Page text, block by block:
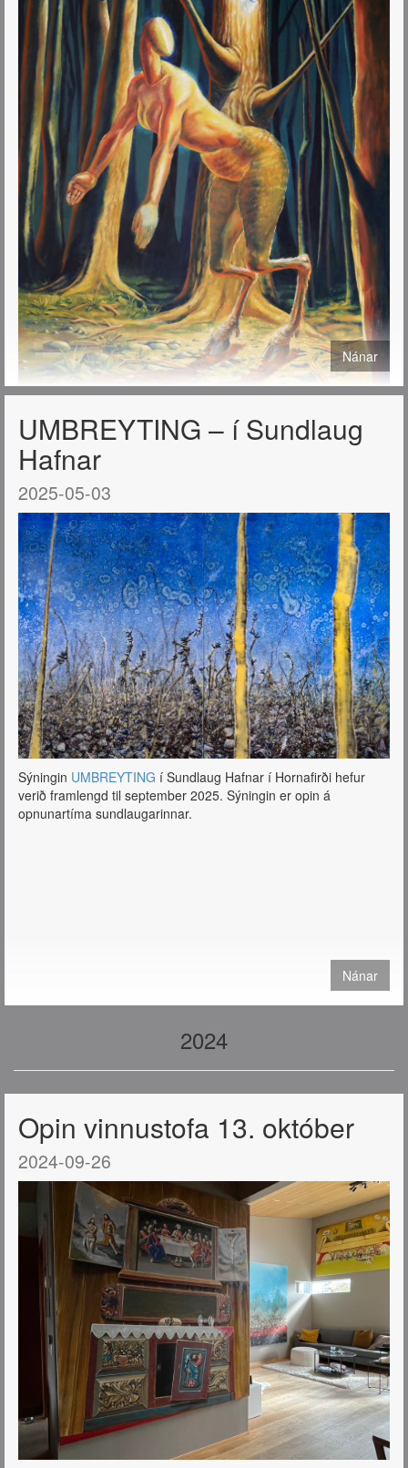
Hágæða prent af málverkum mínum eru nú í boði í tveimur
stærðum: 40x50 cm. og 50x70 cm.
Öll þau málverk sem birtast hér á síðunni má útfæra sem
prentaðar útgáfur og fá sendar hvert sem er í heiminum.
Sjá verð og nánari
upplýsingarhttps://tryggvadottir.com/is/publication/27/
Nánar
UMBREYTING – í Sundlaug
Hafnar
2025-05-03
Sýningin UMBREYTING í Sundlaug Hafnar í Hornafirði hefur
verið framlengd til september 2025. Sýningin er opin á
opnunartíma sundlaugarinnar.
Nánar
2024
Opin vinnustofa 13. október
2024-09-26